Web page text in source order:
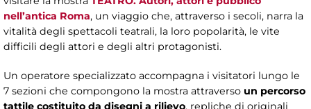
nell’antica Roma, un viaggio che, attraverso i secoli, narra la
vitalità degli spettacoli teatrali, la loro popolarità, le vite
difficili degli attori e degli altri protagonisti.
Un operatore specializzato accompagna i visitatori lungo le
7 sezioni che compongono la mostra attraverso un percorso
tattile costituito da disegni a rilievo, repliche di originali